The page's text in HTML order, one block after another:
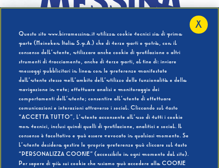
Hai compiuto 18 Anni?
SI NO
BEVI RESPONSABILMENTE
Questo sito www.birramessina.it utilizza cookie tecnici sia di prima
parte (Heineken Italia S.p.A.) che di terze parti e potrà, con il
consenso dell’utente, utilizzare anche cookie di profilazione o altri
strumenti di tracciamento, anche di terze parti, al fine di: inviare
messaggi pubblicitari in linea con le preferenze manifestate
dall’utente stesso nell’ambito dell’utilizzo delle funzionalità e della
navigazione in rete; effettuare analisi e monitoraggio dei
comportamenti dell’utente; consentire all’utente di effettuare
comunicazioni e interazioni attraverso i social. Cliccando sul tasto
“ACCETTA TUTTO”, l’utente acconsente all’uso di tutti i cookie
non tecnici, inclusi quindi quelli di profilazione, analitici e social. Il
consenso è facoltativo e può essere revocato in qualsiasi momento. Se
l’utente desidera gestire le proprie preferenze può cliccare sul tasto
“PERSONALIZZA COOKIE” (accessibile in ogni momento dal sito).
Per sapere di più sui cookie che usiamo può accedere alla COOKIE
X